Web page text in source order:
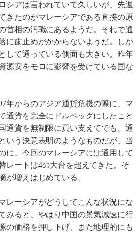
シアは言われていて久しいが、先週
きたのがマレーシアである直接の原
首相の汚職にあるようだ。それで通
に歯止めがかからないようだ。しか
して通っている側面も大きい。昨年
源安をモロに影響を受けている国な
年からのアジア通貨危機の際に、マ
通貨を完全にドルペッグにしたこと
通貨を無制限に買い支えてでも、通
いう決意表明のようなものだが、当
に、今回のマレーシアには通用して
レートは4の大台を超えてきた。そ
が増えはじめている。
レーシアがどうしてこんな状況にな
みると、やはり中国の景気減速に行
の価格を押し下げ、また地理的にも